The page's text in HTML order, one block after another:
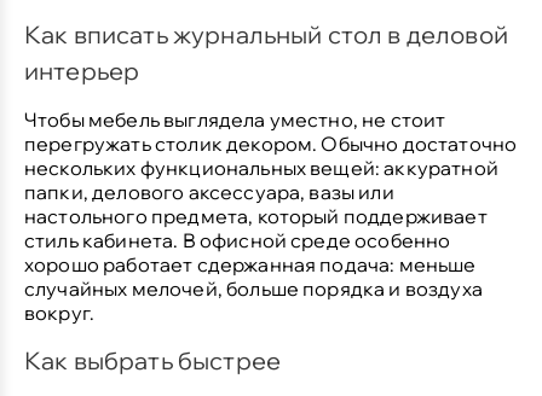
Как вписать журнальный стол в деловой
интерьер
Чтобы мебель выглядела уместно, не стоит
перегружать столик декором. Обычно достаточно
нескольких функциональных вещей: аккуратной
папки, делового аксессуара, вазы или
настольного предмета, который поддерживает
стиль кабинета. В офисной среде особенно
хорошо работает сдержанная подача: меньше
случайных мелочей, больше порядка и воздуха
вокруг.
Как выбрать быстрее